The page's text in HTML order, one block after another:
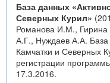
База данных
Северных Курил»
Романова И.М.,
А.Г., Нуждаев А.А. База
Камчатки и Северных
регистрации
17.3.2016.